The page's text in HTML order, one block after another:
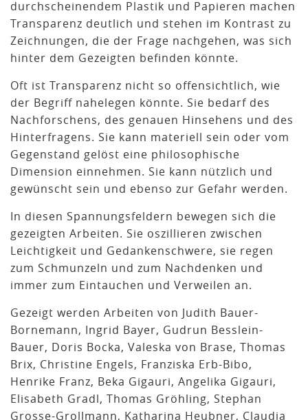
durchscheinendem Plastik und Papieren machen
Transparenz deutlich und stehen im Kontrast zu
Zeichnungen, die der Frage nachgehen, was sich
hinter dem Gezeigten befinden könnte.
Oft ist Transparenz nicht so offensichtlich, wie
der Begriff nahelegen könnte. Sie bedarf des
Nachforschens, des genauen Hinsehens und des
Hinterfragens. Sie kann materiell sein oder vom
Gegenstand gelöst eine philosophische
Dimension einnehmen. Sie kann nützlich und
gewünscht sein und ebenso zur Gefahr werden.
In diesen Spannungsfeldern bewegen sich die
gezeigten Arbeiten. Sie oszillieren zwischen
Leichtigkeit und Gedankenschwere, sie regen
zum Schmunzeln und zum Nachdenken und
immer zum Eintauchen und Verweilen an.
Gezeigt werden Arbeiten von Judith Bauer-
Bornemann, Ingrid Bayer, Gudrun Besslein-
Bauer, Doris Bocka, Valeska von Brase, Thomas
Brix, Christine Engels, Franziska Erb-Bibo,
Henrike Franz, Beka Gigauri, Angelika Gigauri,
Elisabeth Gradl, Thomas Gröhling, Stephan
Grosse-Grollmann, Katharina Heubner, Claudia